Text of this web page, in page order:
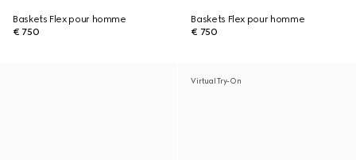
Baskets Flex pour homme
€ 750
Baskets Flex pour homme
€ 750
Virtual Try-On